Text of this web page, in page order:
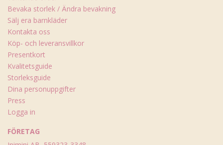
Bevaka storlek / Ändra bevakning
Sälj era barnkläder
Kontakta oss
Köp- och leveransvillkor
Presentkort
Kvalitetsguide
Storleksguide
Dina personuppgifter
Press
Logga in
FÖRETAG